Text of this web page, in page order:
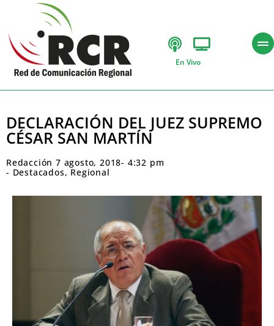
En Vivo
DECLARACIÓN DEL JUEZ SUPREMO
CÉSAR SAN MARTÍN
Redacción 7 agosto, 2018- 4:32 pm
- Destacados, Regional